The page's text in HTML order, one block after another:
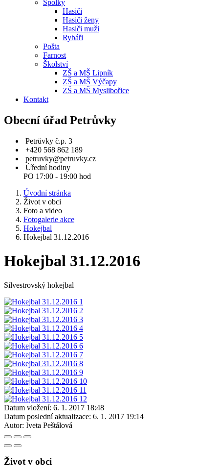
Spolky
Hasiči
Hasiči ženy
Hasiči muži
Rybáři
Pošta
Farnost
Školství
ZŠ a MŠ Lipník
ZŠ a MŠ Výčapy
ZŠ a MŠ Myslibořice
Kontakt
Obecní úřad Petrůvky
Petrůvky č.p. 3
+420 568 862 189
petruvky@petruvky.cz
Úřední hodiny
PO 17:00 - 19:00 hod
Úvodní stránka
Život v obci
Foto a video
Fotogalerie akce
Hokejbal
Hokejbal 31.12.2016
Hokejbal 31.12.2016
Silvestrovský hokejbal
Datum vložení: 6. 1. 2017 18:48
Datum poslední aktualizace: 6. 1. 2017 19:14
Autor: Iveta Peštálová
Život v obci